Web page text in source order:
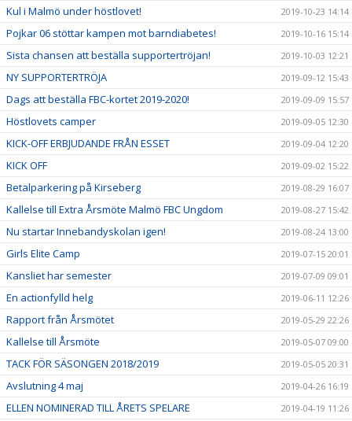
Kul i Malmö under höstlovet! 2019-10-23 14:14
Pojkar 06 stöttar kampen mot barndiabetes! 2019-10-16 15:14
Sista chansen att beställa supportertröjan! 2019-10-03 12:21
NY SUPPORTERTRÖJA 2019-09-12 15:43
Dags att beställa FBC-kortet 2019-2020! 2019-09-09 15:57
Höstlovets camper 2019-09-05 12:30
KICK-OFF ERBJUDANDE FRÅN ESSET 2019-09-04 12:20
KICK OFF 2019-09-02 15:22
Betalparkering på Kirseberg 2019-08-29 16:07
Kallelse till Extra Årsmöte Malmö FBC Ungdom 2019-08-27 15:42
Nu startar Innebandyskolan igen! 2019-08-24 13:00
Girls Elite Camp 2019-07-15 20:01
Kansliet har semester 2019-07-09 09:01
En actionfylld helg 2019-06-11 12:26
Rapport från Årsmötet 2019-05-29 22:26
Kallelse till Årsmöte 2019-05-07 09:00
TACK FÖR SÄSONGEN 2018/2019 2019-05-05 20:31
Avslutning 4 maj 2019-04-26 16:19
ELLEN NOMINERAD TILL ÅRETS SPELARE 2019-04-19 11:26